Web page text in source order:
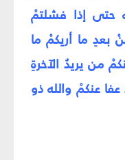
حتى إذا فشلتمْ
بعدِ ما أريكمْ ما
من يريدُ الآخرةِ
عنكمْ والله ذو